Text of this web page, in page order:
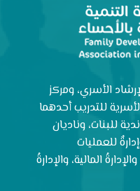
مركز الإرشاد الأسري، ومركز
للتدريب أحدهما
للبنات، وناديان
للعمليات
المالية، والإدارةُ